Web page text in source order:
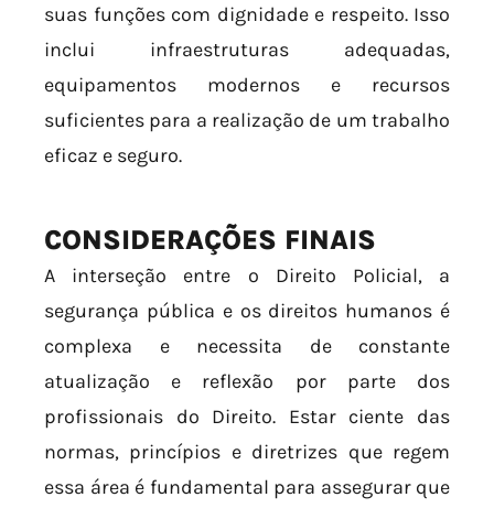
suas funções com dignidade e respeito. Isso
inclui infraestruturas adequadas,
equipamentos modernos e recursos
suficientes para a realização de um trabalho
eficaz e seguro.
CONSIDERAÇÕES FINAIS
A interseção entre o Direito Policial, a
segurança pública e os direitos humanos é
complexa e necessita de constante
atualização e reflexão por parte dos
profissionais do Direito. Estar ciente das
normas, princípios e diretrizes que regem
essa área é fundamental para assegurar que